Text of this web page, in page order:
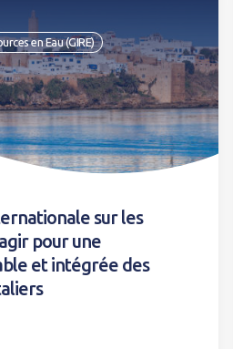
en Eau (GIRE)
sur les
pour une
et intégrée des